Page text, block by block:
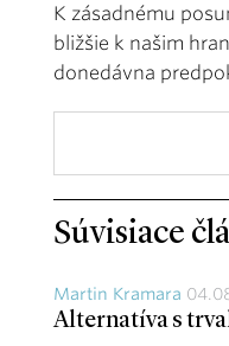
K zásadnému
bližšie k našim
donedávna
Súvisiace
Martin Kramara
Alternatíva s